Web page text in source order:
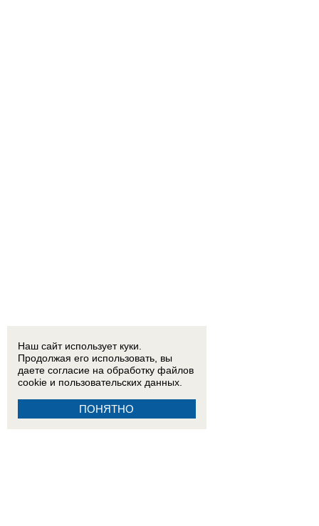
Наш сайт использует куки.
Продолжая его использовать, вы
даете согласие на обработку файлов
cookie и пользовательских данных.
ПОНЯТНО